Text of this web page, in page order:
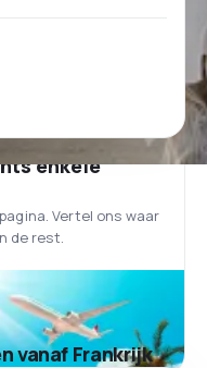
enkele
Vertel ons waar
de rest.
vanaf Frankrijk